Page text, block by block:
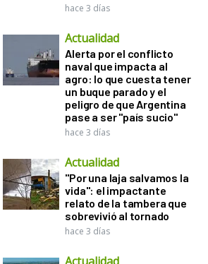
hace 3 días
Actualidad
Alerta por el conflicto
naval que impacta al
agro: lo que cuesta tener
un buque parado y el
peligro de que Argentina
pase a ser "país sucio"
hace 3 días
Actualidad
"Por una laja salvamos la
vida": el impactante
relato de la tambera que
sobrevivió al tornado
hace 3 días